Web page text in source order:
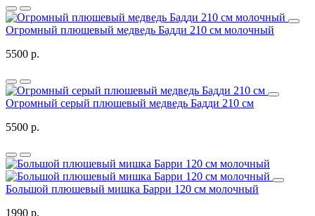
Огромный плюшевый медведь Бадди 210 см молочный
5500 р.
Огромный серый плюшевый медведь Бадди 210 см
5500 р.
Большой плюшевый мишка Барри 120 см молочный
1990 р.